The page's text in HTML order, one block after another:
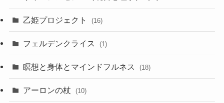
乙姫プロジェクト (16)
フェルデンクライス (1)
瞑想と身体とマインドフルネス (18)
アーロンの杖 (10)